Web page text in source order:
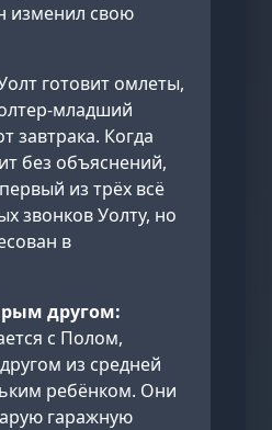
изменил свою
готовит омлеты,
младший
завтрака. Когда
без объяснений,
из трёх всё
звонков Уолту, но
в
другом:
с Полом,
из средней
ребёнком. Они
гаражную